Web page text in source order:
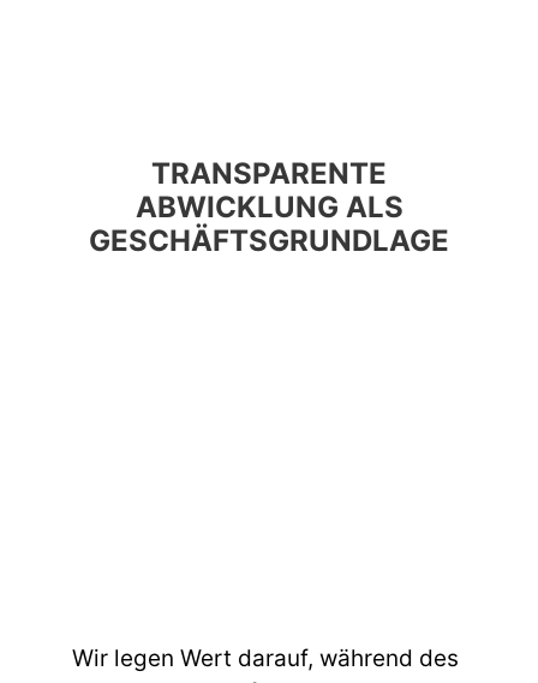
TRANSPARENTE
ABWICKLUNG ALS
GESCHÄFTSGRUNDLAGE
Wir legen Wert darauf, während des